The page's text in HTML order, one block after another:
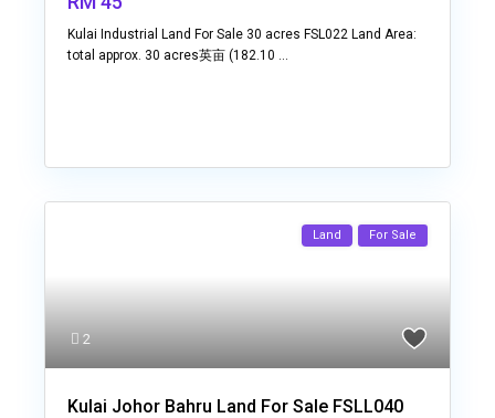
Kulai Industrial Land For Sale 30 acres FSL022 Land Area:
total approx. 30 acres英亩 (182.10
2
Land For Sale
Kulai Johor Bahru Land For Sale FSLL040